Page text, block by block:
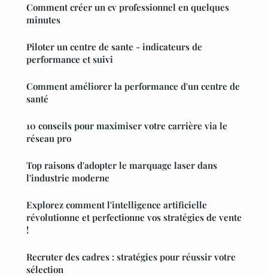
Comment créer un cv professionnel en quelques
minutes
Piloter un centre de sante - indicateurs de
performance et suivi
Comment améliorer la performance d'un centre de
santé
10 conseils pour maximiser votre carrière via le
réseau pro
Top raisons d'adopter le marquage laser dans
l'industrie moderne
Explorez comment l'intelligence artificielle
révolutionne et perfectionne vos stratégies de vente
!
Recruter des cadres : stratégies pour réussir votre
sélection